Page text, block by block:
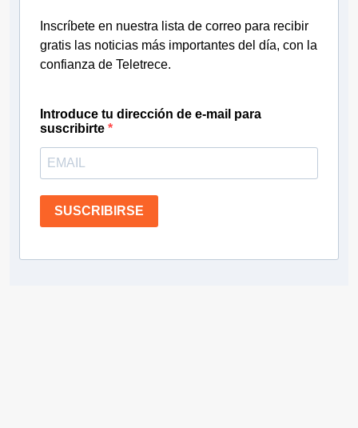
Inscríbete en nuestra lista de correo para recibir
gratis las noticias más importantes del día, con la
confianza de Teletrece.
Introduce tu dirección de e-mail para
suscribirte
SUSCRIBIRSE